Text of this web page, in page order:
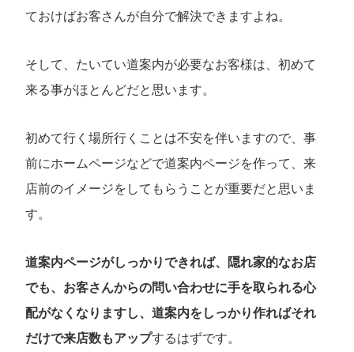
ておけばお客さんが自分で解決できますよね。
そして、たいてい道案内が必要なお客様は、初めて
来る事がほとんどだと思います。
初めて行く場所行くことは不安を伴いますので、事
前にホームページなどで道案内ページを作って、来
店前のイメージをしてもらうことが重要だと思いま
す。
道案内ページがしっかりできれば、隠れ家的なお店
でも、お客さんからの問い合わせに手を取られる心
配がなくなりますし、道案内をしっかり作ればそれ
だけで来店数もアップするはずです。